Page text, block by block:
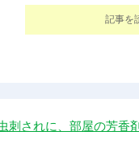
記事を
刺されに、部屋の芳香